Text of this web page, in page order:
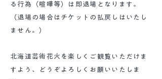
る行為（喧嘩等）は即退場となります。
（退場の場合はチケットの払戻しはいたし
ません。）
北海道芸術花火を楽しくご観覧いただけま
すよう、どうぞよろしくお願いいたしま